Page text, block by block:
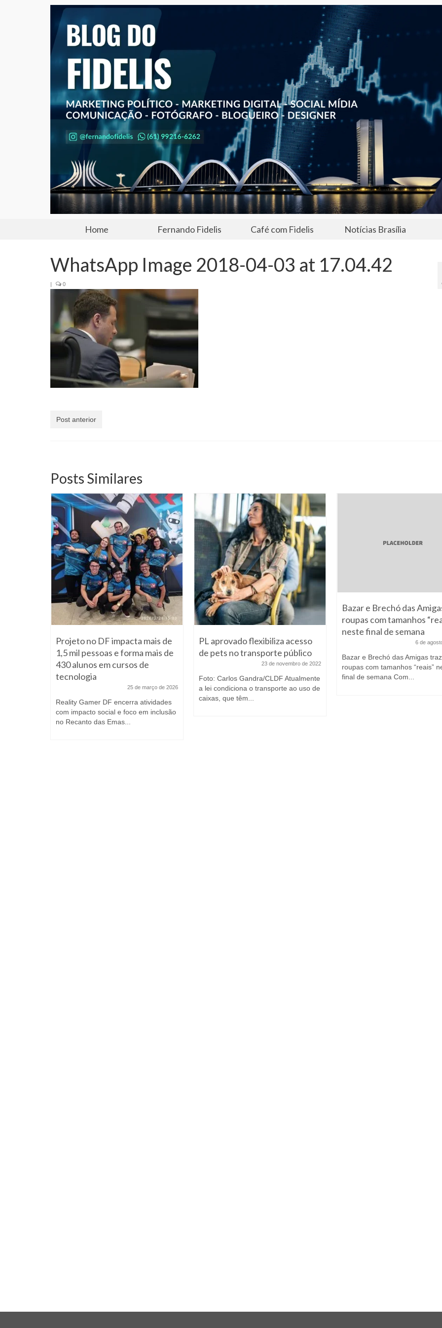
Home Fernando Fidelis Café com Fidelis Notícias Brasília
WhatsApp Image 2018-04-03 at 17.04.42
| 0
Post anterior
Posts Similares
Projeto no DF impacta mais de
1,5 mil pessoas e forma mais de
430 alunos em cursos de
tecnologia
25 de março de 2026
Reality Gamer DF encerra atividades
com impacto social e foco em inclusão
no Recanto das Emas...
PL aprovado flexibiliza acesso
de pets no transporte público
23 de novembro de 2022
Foto: Carlos Gandra/CLDF Atualmente
a lei condiciona o transporte ao uso de
caixas, que têm...
Bazar e Brechó das
roupas com tamanhos
neste final de semana
6 de
Bazar e Brechó das Amigas traz
roupas com tamanhos “reais”
final de semana Com...